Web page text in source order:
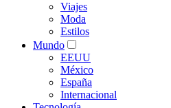
Viajes
Moda
Estilos
Mundo
EEUU
México
España
Internacional